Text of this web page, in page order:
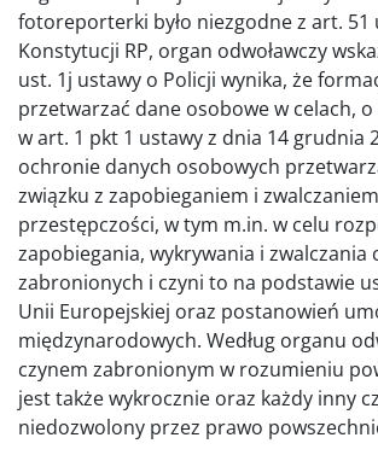
fotoreporterki było niezgodne z art. 51
Konstytucji RP, organ odwoławczy
ust. 1j ustawy o Policji wynika, że
przetwarzać dane osobowe w celach,
w art. 1 pkt 1 ustawy z dnia 14 grudnia
ochronie danych osobowych
związku z zapobieganiem i zwalczaniem
przestępczości, w tym m.in. w celu
zapobiegania, wykrywania i zwalczania
zabronionych i czyni to na podstawie
Unii Europejskiej oraz postanowień
międzynarodowych. Według organu
czynem zabronionym w rozumieniu
jest także wykrocznie oraz każdy inny
niedozwolony przez prawo